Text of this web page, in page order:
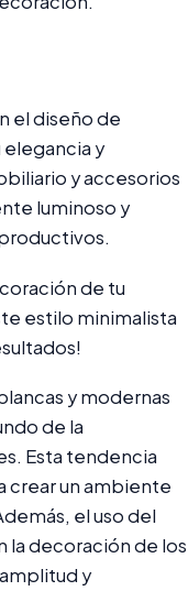
el diseño de
elegancia y
y accesorios
luminoso y
de tu
estilo minimalista
y modernas
de la
Esta tendencia
crear un ambiente
el uso del
decoración de los
y